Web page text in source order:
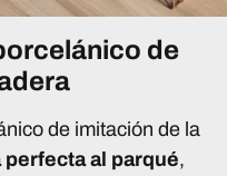
de
de imitación de la
al parqué,